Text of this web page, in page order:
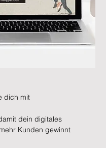
dich mit
dein digitales
Kunden gewinnt